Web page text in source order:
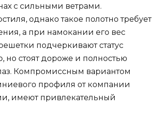
с сильными ветрами.
однако такое полотно требует
а при намокании его вес
подчеркивают статус
но стоят дороже и полностью
Компромиссным вариантом
профиля от компании
имеют привлекательный